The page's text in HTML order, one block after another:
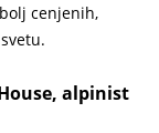
cenjenih,
, alpinist